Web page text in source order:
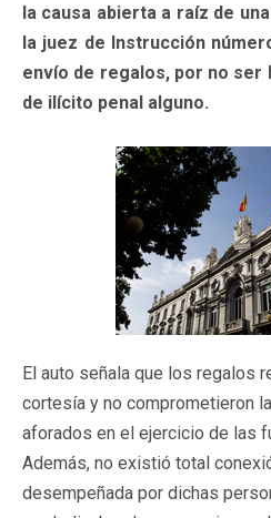
la causa abierta a raíz de
la juez de Instrucción
envío de regalos, por no
de ilícito penal alguno.
El auto señala que los regalos
cortesía y no comprometieron
aforados en el ejercicio de las
Además, no existió total
desempeñada por dichas